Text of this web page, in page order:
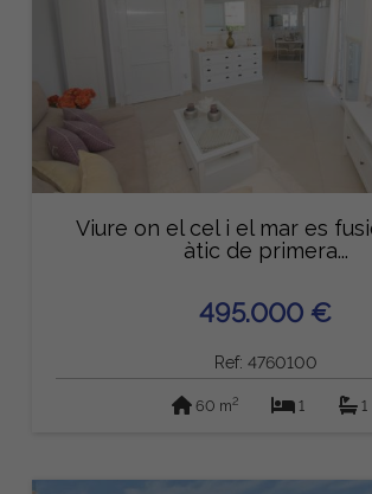
Viure on el cel i el mar es
àtic de primera...
495.000 €
Ref: 4760100
60 m2 1 1